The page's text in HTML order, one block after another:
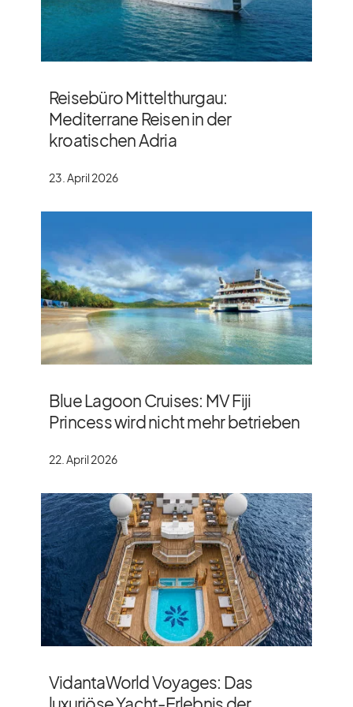
Reisebüro Mittelthurgau:
Mediterrane Reisen in der
kroatischen Adria
23. April 2026
Blue Lagoon Cruises: MV Fiji
Princess wird nicht mehr betrieben
22. April 2026
VidantaWorld Voyages: Das